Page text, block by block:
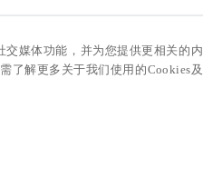
媒体功能，并为您提供更相关的内
了解更多关于我们使用的Cookies及